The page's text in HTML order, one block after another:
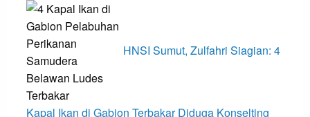
HNSI Sumut, Zulfahri Siagian: 4
Kapal Ikan di Gabion Terbakar Diduga Konselting